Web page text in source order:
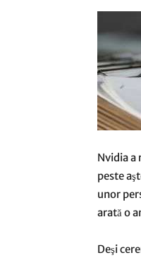
Nvidia a
peste
unor
arată o
Deşi